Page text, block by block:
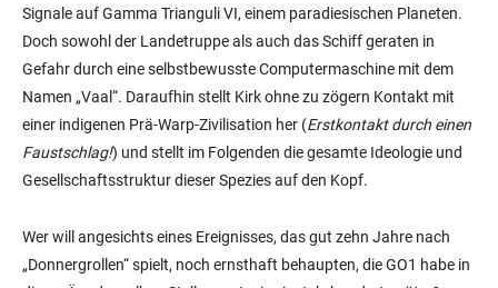
Signale auf Gamma Trianguli VI, einem paradiesischen Planeten.
Doch sowohl der Landetruppe als auch das Schiff geraten in
Gefahr durch eine selbstbewusste Computermaschine mit dem
Namen „Vaal“. Daraufhin stellt Kirk ohne zu zögern Kontakt mit
einer indigenen Prä-Warp-Zivilisation her (Erstkontakt durch einen
Faustschlag!) und stellt im Folgenden die gesamte Ideologie und
Gesellschaftsstruktur dieser Spezies auf den Kopf.
Wer will angesichts eines Ereignisses, das gut zehn Jahre nach
„Donnergrollen“ spielt, noch ernsthaft behaupten, die GO1 habe in